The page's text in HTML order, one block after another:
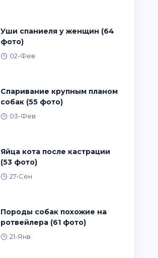
Уши спаниеля у женщин (64
фото)
02-Фев
Спаривание крупным планом
собак (55 фото)
03-Фев
Яйца кота после кастрации
(53 фото)
27-Сен
Породы собак похожие на
ротвейлера (61 фото)
21-Янв